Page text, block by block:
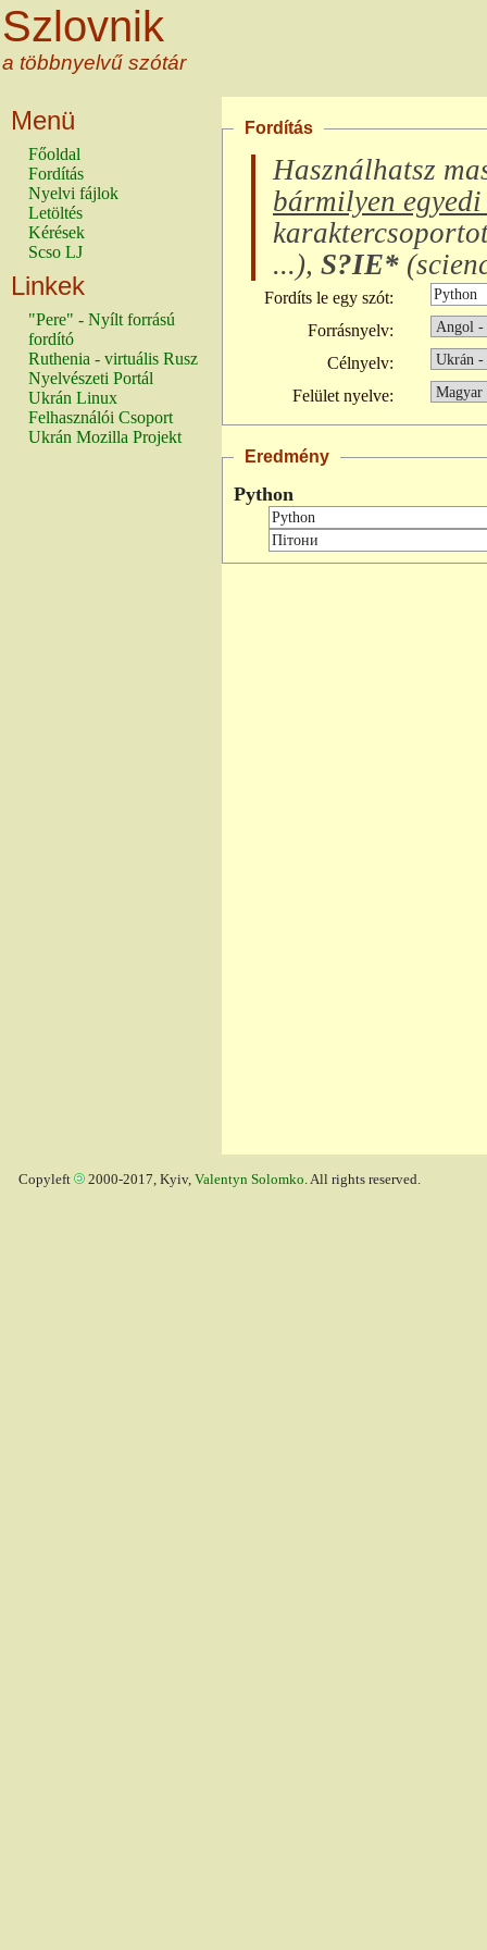
Szlovnik
a többnyelvű szótár
Menü
Főoldal
Fordítás
Nyelvi fájlok
Letöltés
Kérések
Scso LJ
Linkek
"Pere" - Nyílt forrású
fordító
Ruthenia - virtuális Rusz
Nyelvészeti Portál
Ukrán Linux
Felhasználói Csoport
Ukrán Mozilla Projekt
Fordítás
Használhatsz
bármilyen
...), S?IE* (
Fordíts le egy szót:
Forrásnyelv:
Célnyelv:
Felület nyelve:
Eredmény
Python
Copyleft 2000-2017, Kyiv, Valentyn Solomko. All rights reserved.